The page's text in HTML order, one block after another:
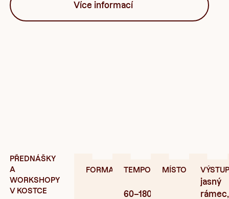
Více informací
PŘEDNÁŠKY
A
WORKSHOPY
V KOSTCE
FORMA TEMPO
60–180
MÍSTO
jasný
rámec,